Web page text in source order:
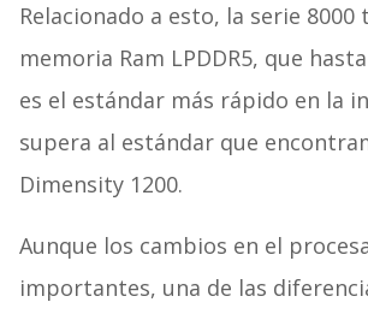
Relacionado a esto, la serie
memoria Ram LPDDR5, que
es el estándar más rápido en la
supera al estándar que
Dimensity 1200.
Aunque los cambios en el
importantes, una de las